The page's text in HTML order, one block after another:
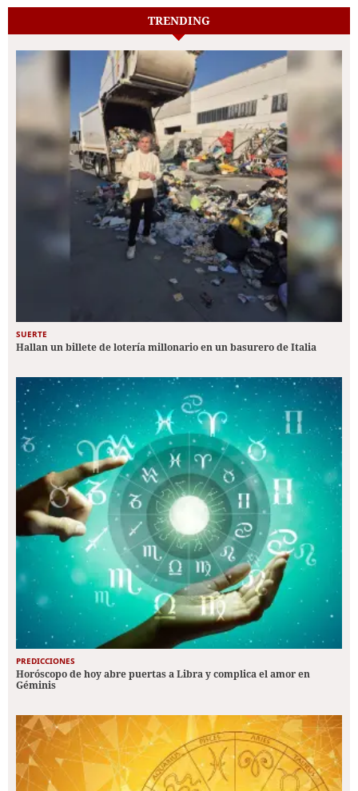
TRENDING
SUERTE
Hallan un billete de lotería millonario en un basurero de Italia
PREDICCIONES
Horóscopo de hoy abre puertas a Libra y complica el amor en
Géminis